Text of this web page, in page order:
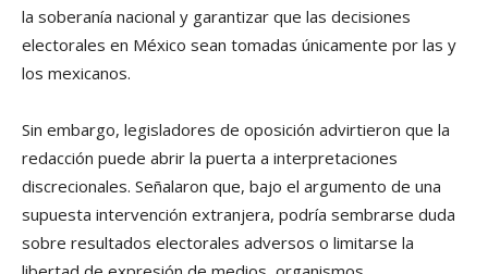
la soberanía nacional y garantizar que las decisiones
electorales en México sean tomadas únicamente por las y
los mexicanos.
Sin embargo, legisladores de oposición advirtieron que la
redacción puede abrir la puerta a interpretaciones
discrecionales. Señalaron que, bajo el argumento de una
supuesta intervención extranjera, podría sembrarse duda
sobre resultados electorales adversos o limitarse la